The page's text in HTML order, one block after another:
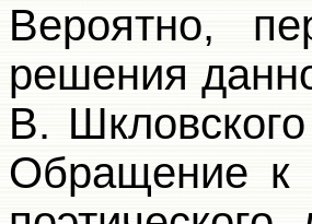
Вероятно,
решения
В.
Обращение к